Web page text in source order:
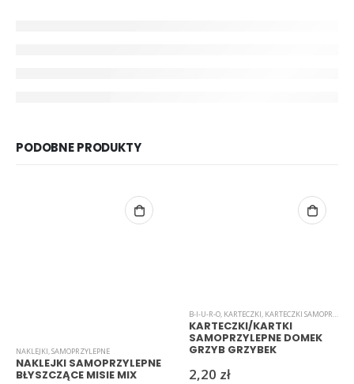
PODOBNE PRODUKTY
NAKLEJKI,SAMOPRZYLEPNE
NAKLEJKI SAMOPRZYLEPNE
BŁYSZCZĄCE MISIE MIX
B-I-U-R-O, KARTECZKI, KARTECZKI SAMOPRZYLEPNE
KARTECZKI/KARTKI
SAMOPRZYLEPNE DOMEK
GRZYB GRZYBEK
2,20 zł